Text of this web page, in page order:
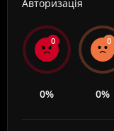
Авторизація
0
0%
0
0%